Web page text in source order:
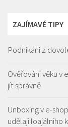
ZAJÍMAVÉ TIPY
Podnikání z
Ověřování věku v
jít správně
Unboxing v e-
udělají loajálního